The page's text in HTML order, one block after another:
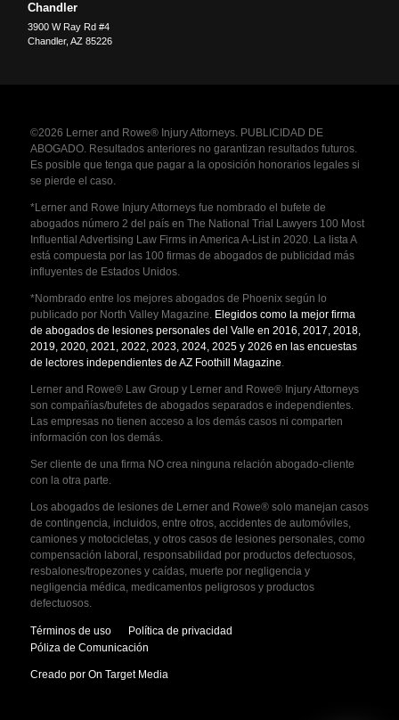
Chandler
3900 W Ray Rd #4
Chandler,AZ 85226
©2026 Lerner and Rowe® Injury Attorneys. PUBLICIDAD DE
ABOGADO. Resultados anteriores no garantizan resultados futuros.
Es posible que tenga que pagar a la oposición honorarios legales si
se pierde el caso.
*Lerner and Rowe Injury Attorneys fue nombrado el bufete de
abogados número 2 del país en The National Trial Lawyers 100 Most
Influential Advertising Law Firms in America A-List in 2020. La lista A
está compuesta por las 100 firmas de abogados de publicidad más
influyentes de Estados Unidos.
*Nombrado entre los mejores abogados de Phoenix según lo
publicado por North Valley Magazine. Elegidos como la mejor firma
de abogados de lesiones personales del Valle en 2016, 2017, 2018,
2019, 2020, 2021, 2022, 2023, 2024, 2025 y 2026 en las encuestas
de lectores independientes de AZ Foothill Magazine.
Lerner and Rowe® Law Group y Lerner and Rowe® Injury Attorneys
son compañías/bufetes de abogados separados e independientes.
Las empresas no tienen acceso a los demás casos ni comparten
información con los demás.
Ser cliente de una firma NO crea ninguna relación abogado-cliente
con la otra parte.
Los abogados de lesiones de Lerner and Rowe® solo manejan casos
de contingencia, incluidos, entre otros, accidentes de automóviles,
camiones y motocicletas, y otros casos de lesiones personales, como
compensación laboral, responsabilidad por productos defectuosos,
resbalones/tropezones y caídas, muerte por negligencia y
negligencia médica, medicamentos peligrosos y productos
defectuosos.
Términos de uso
Política de privacidad
Póliza de Comunicación
Creado por On Target Media